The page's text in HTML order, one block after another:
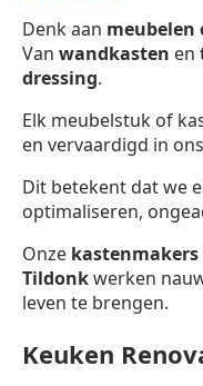
Denk aan meubelen
Van wandkasten en
dressing.
Elk meubelstuk of
en vervaardigd in ons
Dit betekent dat we
optimaliseren,
Onze kastenmakers
Tildonkwerken
leven te brengen.
Keuken